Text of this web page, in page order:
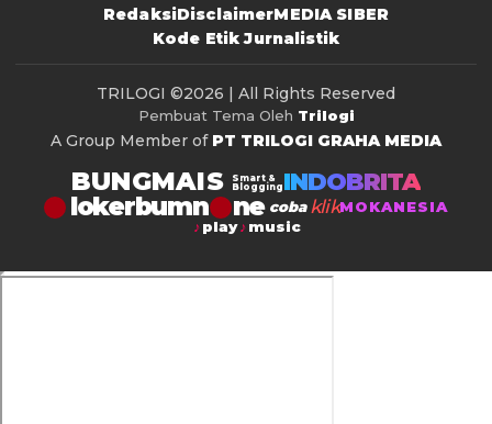
RedaksiDisclaimerMEDIA SIBER
Kode Etik Jurnalistik
TRILOGI ©2026 | All Rights Reserved
Pembuat Tema Oleh Trilogi
A Group Member of PT TRILOGI GRAHA MEDIA
BUNGMAIS
Smart &
Blogging INDOBRITA
lokerbumn coba klikMOKANESIA
play
music